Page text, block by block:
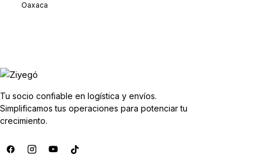
Oaxaca
Tu socio confiable en logística y envíos.
Simplificamos tus operaciones para potenciar tu
crecimiento.